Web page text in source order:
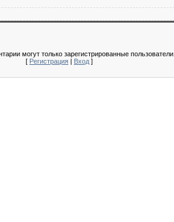
могут только зарегистрированные пользователи.
[ Регистрация | Вход ]